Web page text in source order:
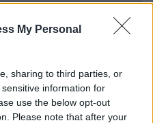
My Personal
sharing to third parties, or
information for
use the below opt-out
Please note that after your
Podcast